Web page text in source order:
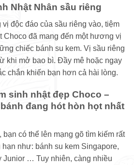
Nhật Nhân sầu riêng
độc đáo của sầu riêng vào, tiệm
Choco đã mang đến một hương vị
chiếc bánh su kem. Vị sầu riêng
khi mở bao bì. Đầy mê hoặc ngay
chắn khiến bạn hơn cả hài lòng.
sinh nhật đẹp Choco –
đang hót hòn họt nhất
có thể lên mạng gõ tìm kiếm rất
như: bánh su kem Singapore,
Junior … Tuy nhiên, càng nhiều